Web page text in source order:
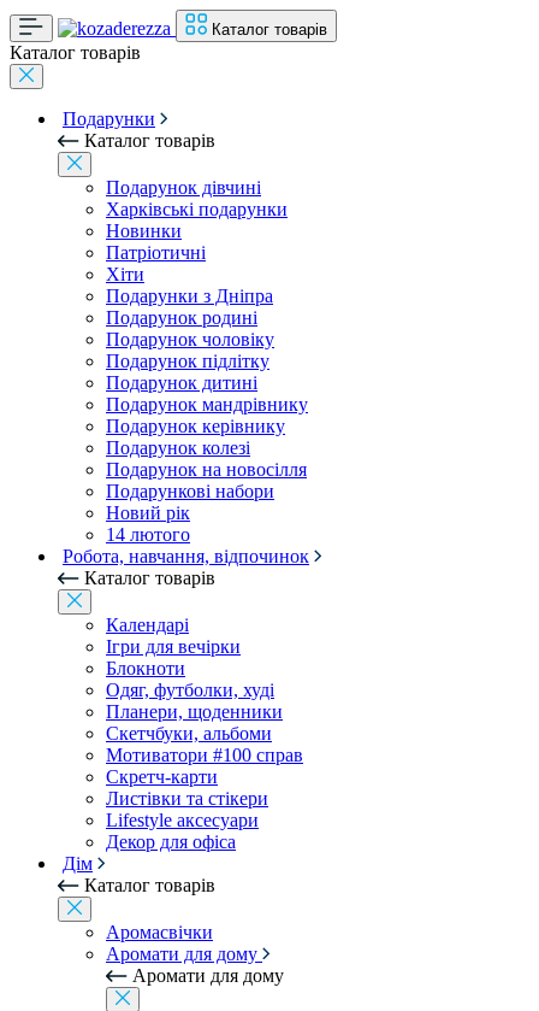
Каталог товарів
Каталог товарів
Подарунки
Каталог товарів
Подарунок дівчині
Харківські подарунки
Новинки
Патріотичні
Хіти
Подарунки з Дніпра
Подарунок родині
Подарунок чоловіку
Подарунок підлітку
Подарунок дитині
Подарунок мандрівнику
Подарунок керівнику
Подарунок колезі
Подарунок на новосілля
Подарункові набори
Новий рік
14 лютого
Робота, навчання, відпочинок
Каталог товарів
Календарі
Ігри для вечірки
Блокноти
Одяг, футболки, худі
Планери, щоденники
Скетчбуки, альбоми
Мотиватори #100 справ
Скретч-карти
Листівки та стікери
Lifestyle аксесуари
Декор для офіса
Дім
Каталог товарів
Аромасвічки
Аромати для дому
Аромати для дому